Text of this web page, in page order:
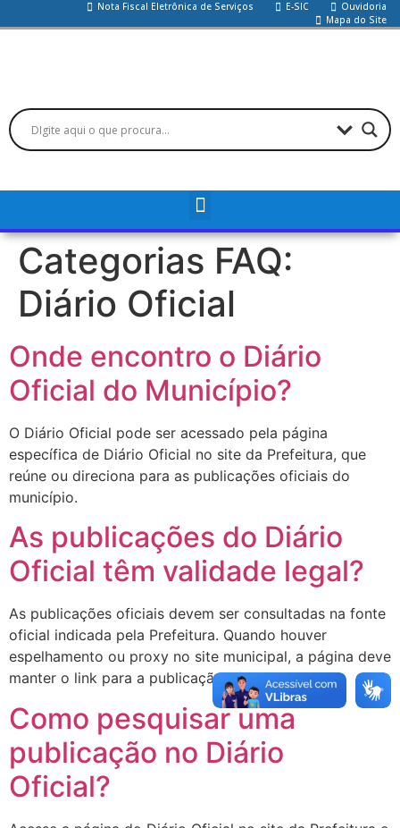
Nota Fiscal Eletrônica de Serviços E-SIC
Ouvidoria
Mapa do Site
Categorias FAQ:
Diário Oficial
Onde encontro o Diário
Oficial do Município?
O Diário Oficial pode ser acessado pela página
específica de Diário Oficial no site da Prefeitura, que
reúne ou direciona para as publicações oficiais do
município.
As publicações do Diário
Oficial têm validade legal?
As publicações oficiais devem ser consultadas na fonte
oficial indicada pela Prefeitura. Quando houver
espelhamento ou proxy no site municipal, a página deve
manter o link para a publicação oficial de origem.
Como pesquisar uma
publicação no Diário
Oficial?